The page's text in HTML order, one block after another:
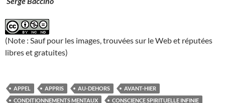
(Note : Sauf pour les images, trouvées sur le Web et réputées
libres et gratuites)
APPEL APPRIS AU-DEHORS
AVANT-HIER
CONDITIONNEMENTS MENTAUX
CONSCIENCE SPIRITUELLE INFINIE